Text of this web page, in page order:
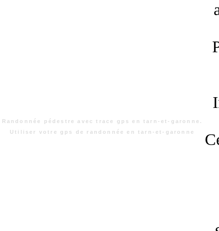
Randonnée pédestre avec trace gps en tarn-et-garonne.
Utiliser votre gps de randonnée en tarn-et-garonne